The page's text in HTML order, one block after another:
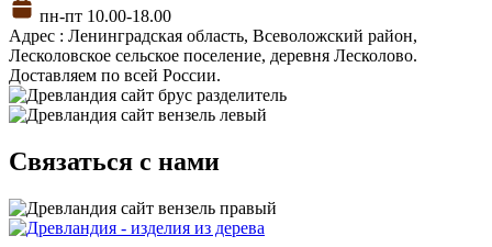
пн-пт 10.00-18.00
Адрес : Ленинградская область, Всеволожский район,
Лесколовское сельское поселение, деревня Лесколово.
Доставляем по всей России.
Связаться с нами